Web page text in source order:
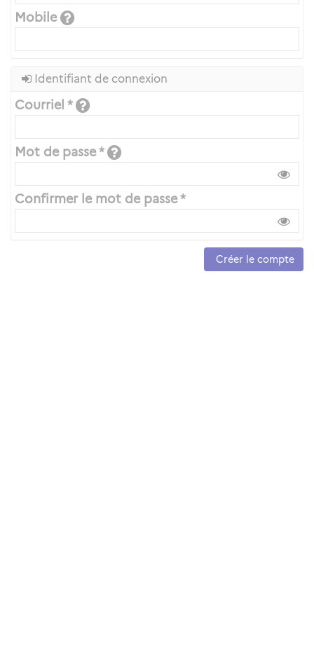
Mobile
Identifiant de connexion
Courriel *
Mot de passe *
Confirmer le mot de passe *
Créer le compte